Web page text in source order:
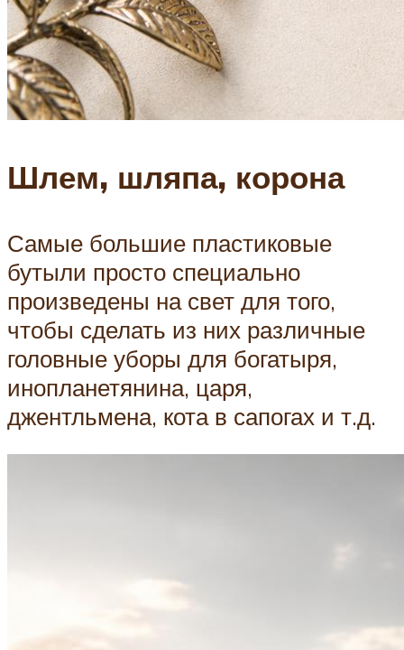
Шлем, шляпа, корона
Самые большие пластиковые
бутыли просто специально
произведены на свет для того,
чтобы сделать из них различные
головные уборы для богатыря,
инопланетянина, царя,
джентльмена, кота в сапогах и т.д.